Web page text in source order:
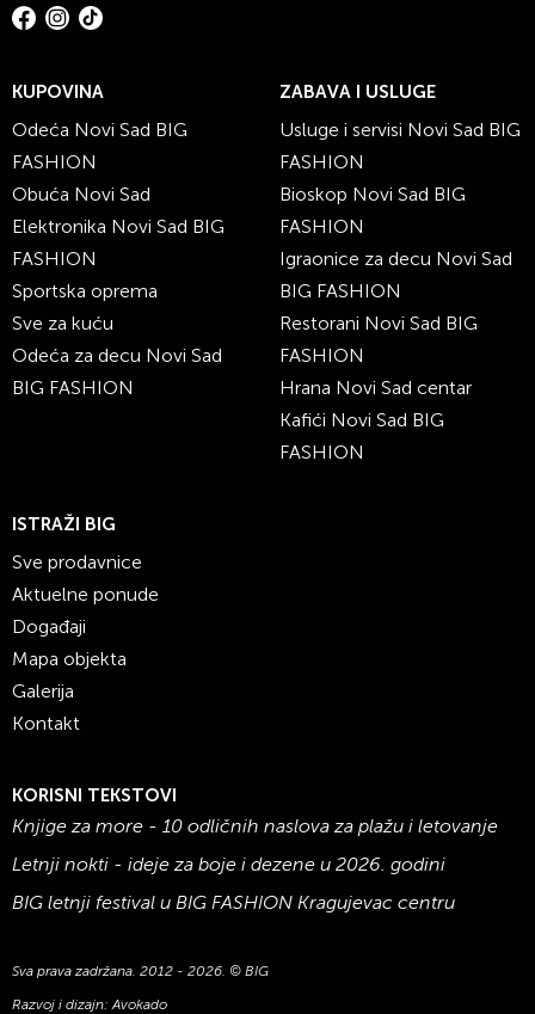
KUPOVINA
Odeća Novi Sad BIG
FASHION
Obuća Novi Sad
Elektronika Novi Sad BIG
FASHION
Sportska oprema
Sve za kuću
Odeća za decu Novi Sad
BIG FASHION
ZABAVA I USLUGE
Usluge i servisi Novi Sad BIG
FASHION
Bioskop Novi Sad BIG
FASHION
Igraonice za decu Novi Sad
BIG FASHION
Restorani Novi Sad BIG
FASHION
Hrana Novi Sad centar
Kafići Novi Sad BIG
FASHION
ISTRAŽI BIG
Sve prodavnice
Aktuelne ponude
Događaji
Mapa objekta
Galerija
Kontakt
KORISNI TEKSTOVI
Knjige za more - 10 odličnih naslova za plažu i letovanje
Letnji nokti - ideje za boje i dezene u 2026. godini
BIG letnji festival u BIG FASHION Kragujevac centru
Sva prava zadržana. 2012 - 2026. © BIG
Razvoj i dizajn:Avokado